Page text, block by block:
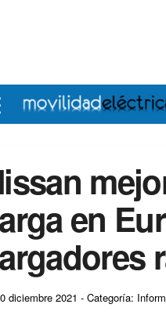
en
diciembre 2021 - Categoría: